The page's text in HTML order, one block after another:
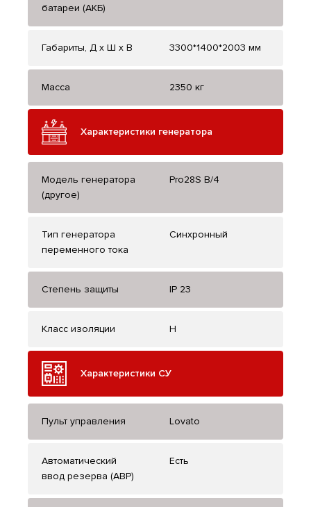
батареи (АКБ)
Габариты, Д x Ш x В 3300*1400*2003 мм
Масса 2350 кг
Характеристики генератора
Модель генератора
(другое)
Pro28S B/4
Тип генератора
переменного тока
Синхронный
Степень защиты IP 23
Класс изоляции H
Характеристики СУ
Пульт управления Lovato
Автоматический
ввод резерва (АВР)
Есть